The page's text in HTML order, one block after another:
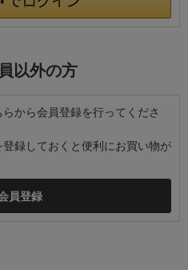
以外の方
から会員登録を行ってくださ
録しておくと便利にお買い物が